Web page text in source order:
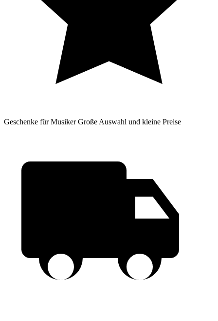
Geschenke für Musiker Große Auswahl und kleine Preise